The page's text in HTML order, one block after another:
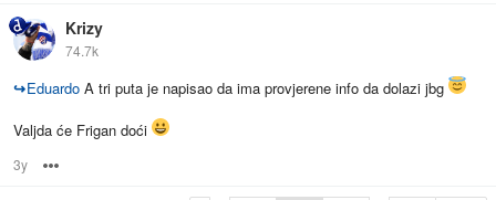
Krizy
74.7k
↪Eduardo A tri puta je napisao da ima provjerene info da dolazi jbg
Valjda će Frigan doći
3y